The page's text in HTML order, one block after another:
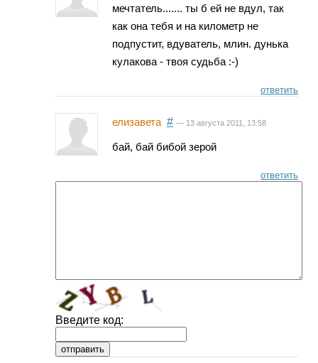
Гороскоп
Фотогалерея
мечтатель....... ты б ей не вдул, так
как она тебя и на километр не
подпустит, вдуватель, млин. дунька
кулакова - твоя судьба :-)
ответить
елизавета # — 13 августа 2011, 13:58
бай, бай бибой зерой
ответить
Введите код: